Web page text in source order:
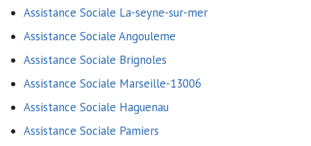
Assistance Sociale La-seyne-sur-mer
Assistance Sociale Angouleme
Assistance Sociale Brignoles
Assistance Sociale Marseille-13006
Assistance Sociale Haguenau
Assistance Sociale Pamiers